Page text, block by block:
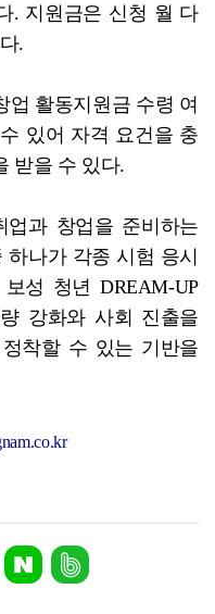
. 지원금은 신청 월 다
.
업 활동지원금 수령 여
있어 자격 요건을 충
받을 수 있다.
업과 창업을 준비하는
나가 각종 시험 응시
성 청년 DREAM-UP
강화와 사회 진출을
착할 수 있는 기반을